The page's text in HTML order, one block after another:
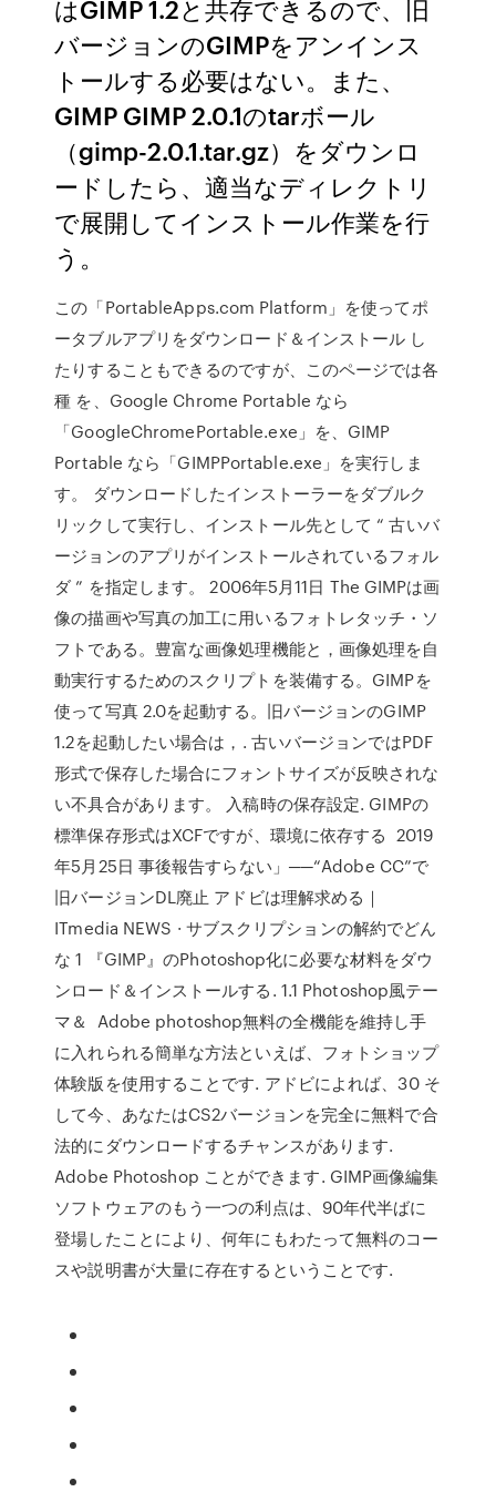
はGIMP 1.2と共存できるので、旧
バージョンのGIMPをアンインス
トールする必要はない。また、
GIMP GIMP 2.0.1のtarボール
（gimp-2.0.1.tar.gz）をダウンロ
ードしたら、適当なディレクトリ
で展開してインストール作業を行
う。
この「PortableApps.com Platform」を使ってポ
ータブルアプリをダウンロード＆インストール し
たりすることもできるのですが、このページでは各
種 を、Google Chrome Portable なら
「GoogleChromePortable.exe」を、GIMP
Portable なら「GIMPPortable.exe」を実行しま
す。 ダウンロードしたインストーラーをダブルク
リックして実行し、インストール先として “ 古いバ
ージョンのアプリがインストールされているフォル
ダ ” を指定します。 2006年5月11日 The GIMPは画
像の描画や写真の加工に用いるフォトレタッチ・ソ
フトである。豊富な画像処理機能と，画像処理を自
動実行するためのスクリプトを装備する。GIMPを
使って写真 2.0を起動する。旧バージョンのGIMP
1.2を起動したい場合は，. 古いバージョンではPDF
形式で保存した場合にフォントサイズが反映されな
い不具合があります。 入稿時の保存設定. GIMPの
標準保存形式はXCFですが、環境に依存する 2019
年5月25日 事後報告すらない」──“Adobe CC”で
旧バージョンDL廃止 アドビは理解求める｜
ITmedia NEWS · サブスクリプションの解約でどん
な 1 『GIMP』のPhotoshop化に必要な材料をダウ
ンロード＆インストールする. 1.1 Photoshop風テー
マ＆ Adobe photoshop無料の全機能を維持し手
に入れられる簡単な方法といえば、フォトショップ
体験版を使用することです. アドビによれば、30 そ
して今、あなたはCS2バージョンを完全に無料で合
法的にダウンロードするチャンスがあります.
Adobe Photoshop ことができます. GIMP画像編集
ソフトウェアのもう一つの利点は、90年代半ばに
登場したことにより、何年にもわたって無料のコー
スや説明書が大量に存在するということです.